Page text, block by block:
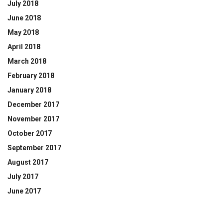
July 2018
June 2018
May 2018
April 2018
March 2018
February 2018
January 2018
December 2017
November 2017
October 2017
September 2017
August 2017
July 2017
June 2017